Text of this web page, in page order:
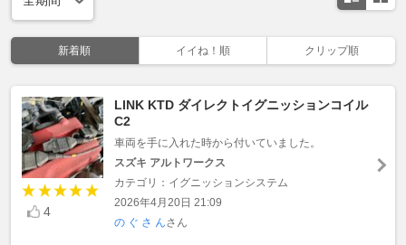
新着順 イイね！順 クリップ順
4
LINK KTD ダイレクトイグニッションコイル
C2
車両を手に入れた時から付いていました。
スズキ アルトワークス
カテゴリ：イグニッションシステム
2026年4月20日 21:09
の ぐ さ んさん